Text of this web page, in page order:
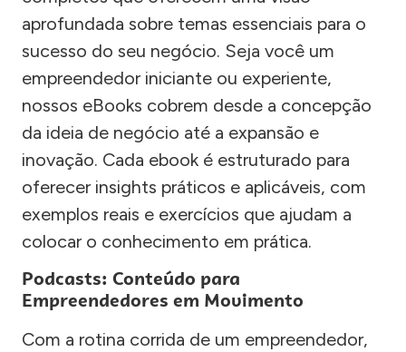
aprofundada sobre temas essenciais para o
sucesso do seu negócio. Seja você um
empreendedor iniciante ou experiente,
nossos eBooks cobrem desde a concepção
da ideia de negócio até a expansão e
inovação. Cada ebook é estruturado para
oferecer insights práticos e aplicáveis, com
exemplos reais e exercícios que ajudam a
colocar o conhecimento em prática.
Podcasts: Conteúdo para
Empreendedores em Movimento
Com a rotina corrida de um empreendedor,